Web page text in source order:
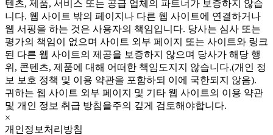
텐츠, 제품, 서비스 또는 공급 업체의 파트너가 보증하지 않습
니다. 웹 사이트 밖의 페이지나 다른 웹 사이트에 연결하거나
웹 서핑을 하는 것은 사용자의 책임입니다. 당사는 심사 또는
평가의 책임이 없으며 사이트 외부 페이지 또는 사이트와 링크
된 다른 웹 사이트의 제공을 보증하지 않으며 당사가 해당 행
위, 콘텐츠, 제품에 대해 어떠한 책임도지지 않습니다.(개인 정
보 보호 정책 및 이용 약관을 포함하되 이에 국한되지 않음).
귀하는 웹 사이트 외부 페이지 및 기타 웹 사이트의 이용 약관
및 개인 정보 취급 방침을주의 깊게 검토해야합니다.
×
개인정보처리방침